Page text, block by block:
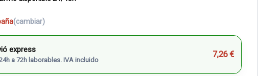
(cambiar)
express
a 72h laborables. IVA incluido
7,26 €